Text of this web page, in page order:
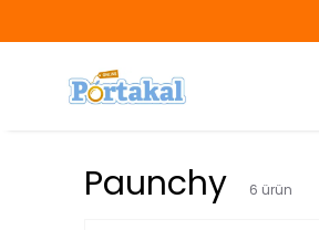
Paunchy 6 ürün